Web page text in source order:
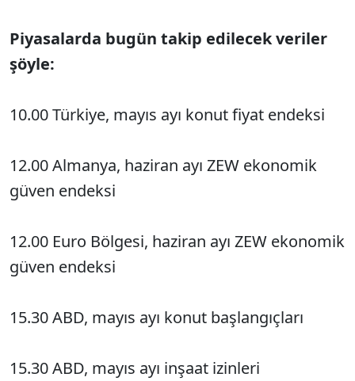
Piyasalarda bugün takip edilecek veriler
şöyle:
10.00 Türkiye, mayıs ayı konut fiyat endeksi
12.00 Almanya, haziran ayı ZEW ekonomik
güven endeksi
12.00 Euro Bölgesi, haziran ayı ZEW ekonomik
güven endeksi
15.30 ABD, mayıs ayı konut başlangıçları
15.30 ABD, mayıs ayı inşaat izinleri